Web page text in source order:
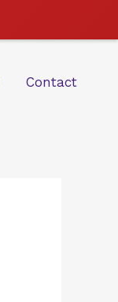
Contact